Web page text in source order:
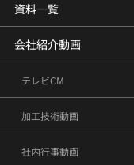
資料一覧
会社紹介動画
テレビCM
加工技術動画
社内行事動画